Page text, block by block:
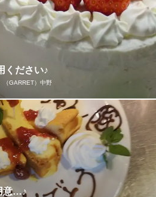
3 3F
題付でご提供いたします。プランは
合ったプランで食事の場を楽しんで
トビル4F
ください♪
（GARRET）中野
麵パスタ&旬素材メインが入った6
ールケーキをサービス♪ 1名3,850円
め３営業日前迄要予約)
チン ガレット （GARRET）中野
意…♪